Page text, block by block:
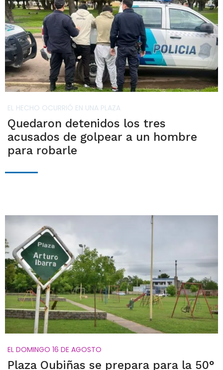
EL HECHO OCURRIÓ EN UNA PLAZA
Quedaron detenidos los tres
acusados de golpear a un hombre
para robarle
EL DOMINGO 16 DE AGOSTO
Plaza Oubiñas se prepara para la 50°